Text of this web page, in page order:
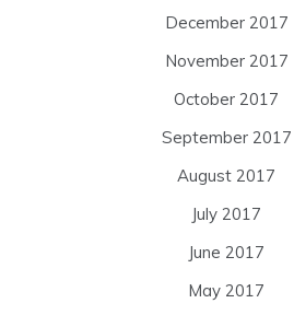
December 2017
November 2017
October 2017
September 2017
August 2017
July 2017
June 2017
May 2017